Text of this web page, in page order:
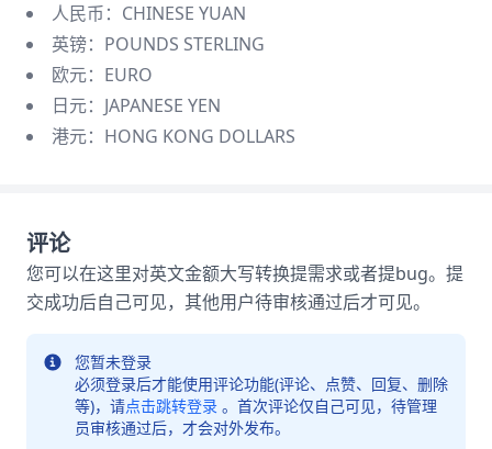
人民币：CHINESE YUAN
英镑：POUNDS STERLING
欧元：EURO
日元：JAPANESE YEN
港元：HONG KONG DOLLARS
评论
您可以在这里对英文金额大写转换提需求或者提bug。提
交成功后自己可见，其他用户待审核通过后才可见。
您暂未登录
必须登录后才能使用评论功能(评论、点赞、回复、删除
等)，请点击跳转登录 。首次评论仅自己可见，待管理
员审核通过后，才会对外发布。